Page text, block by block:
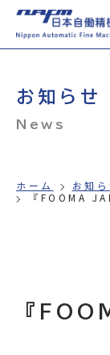
お知らせ
News
ホーム
お知ら
『FOOMA
『